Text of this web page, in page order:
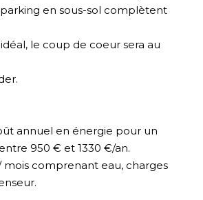
en sous-sol complètent
le coup de coeur sera au
annuel en énergie pour un
950 € et 1330 €/an.
mois comprenant eau, charges